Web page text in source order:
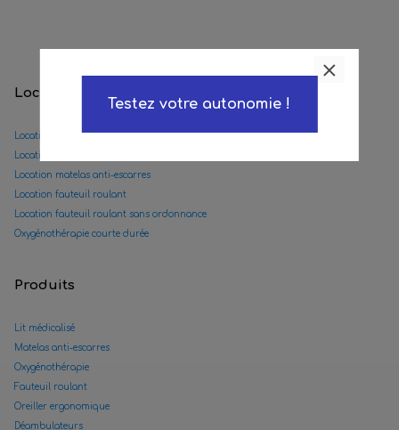
Locations
Location lit médicalisé
Location lit double médicalisé
Location matelas anti-escarres
Location fauteuil roulant
Location fauteuil roulant sans ordonnance
Oxygénothérapie courte durée
Produits
Lit médicalisé
Matelas anti-escarres
Oxygénothérapie
Fauteuil roulant
Oreiller ergonomique
Déambulateurs
Testez votre autonomie !